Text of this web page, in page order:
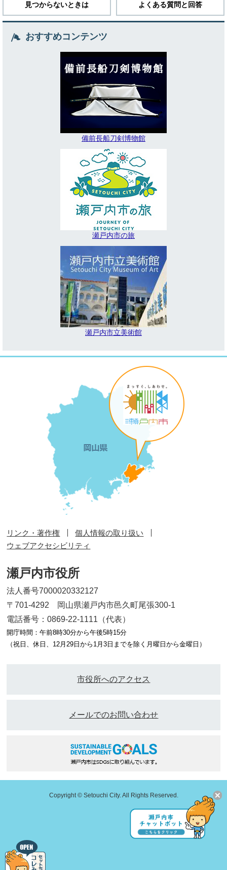
見つからないときは よくある質問と回答
おすすめコンテンツ
備前長船刀剣博物館
瀬戸内市の旅
瀬戸内市立美術館
リンク・著作権
個人情報の取り扱い
ウェブアクセシビリティ
瀬戸内市役所
法人番号7000020332127
〒701-4292 岡山県瀬戸内市邑久町尾張300-1
電話番号：0869-22-1111（代表）
開庁時間：午前8時30分から午後5時15分
（祝日、休日、12月29日から1月3日までを除く月曜日から金曜日）
市役所へのアクセス
メールでのお問い合わせ
Copyright © Setouchi City. All Rights Reserved.